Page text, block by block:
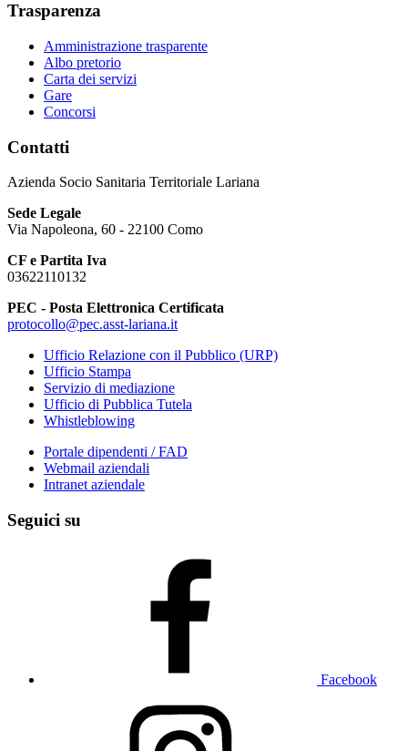
Trasparenza
Amministrazione trasparente
Albo pretorio
Carta dei servizi
Gare
Concorsi
Contatti
Azienda Socio Sanitaria Territoriale Lariana
Sede Legale
Via Napoleona, 60 - 22100 Como
CF e Partita Iva
03622110132
PEC - Posta Elettronica Certificata
protocollo@pec.asst-lariana.it
Ufficio Relazione con il Pubblico (URP)
Ufficio Stampa
Servizio di mediazione
Ufficio di Pubblica Tutela
Whistleblowing
Portale dipendenti / FAD
Webmail aziendali
Intranet aziendale
Seguici su
Facebook